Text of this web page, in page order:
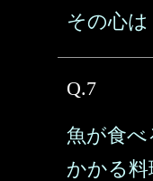
その心は
Q.7
魚が食
かかる料